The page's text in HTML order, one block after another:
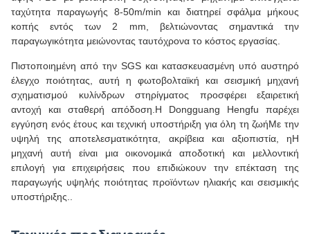
ταχύτητα παραγωγής 8-50m/min και διατηρεί σφάλμα μήκους
κοπής εντός των 2 mm, βελτιώνοντας σημαντικά την
παραγωγικότητα μειώνοντας ταυτόχρονα το κόστος εργασίας.
Πιστοποιημένη από την SGS και κατασκευασμένη υπό αυστηρό
έλεγχο ποιότητας, αυτή η φωτοβολταϊκή και σεισμική μηχανή
σχηματισμού κυλίνδρων στηρίγματος προσφέρει εξαιρετική
αντοχή και σταθερή απόδοση.Η Dongguang Hengfu παρέχει
εγγύηση ενός έτους και τεχνική υποστήριξη για όλη τη ζωήΜε την
υψηλή της αποτελεσματικότητα, ακρίβεια και αξιοπιστία, ηΗ
μηχανή αυτή είναι μια οικονομικά αποδοτική και μελλοντική
επιλογή για επιχειρήσεις που επιδιώκουν την επέκταση της
παραγωγής υψηλής ποιότητας προϊόντων ηλιακής και σεισμικής
υποστήριξης..